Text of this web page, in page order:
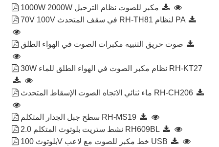
1000W 2000W مكبر للصوت نظام الترحيل
70V 100V في سقف المتحدث RH-TH81 لنظام PA
صوت حريق التنبيه مكبرات الصوت في الهواء الطلق
30W نظام مكبر الصوت في الهواء الطلق للماء RH-KT27
ماء ثنائي الاتجاه الصوت الإسقاط المتحدث RH-CH206
سطح جبل الجدار المتكلم RH-MS19
2.0 نشط ستريت بلوتوث المتكلم RH609BL
بلوتوث 100V خط مكبر للصوت مع لاعب USB